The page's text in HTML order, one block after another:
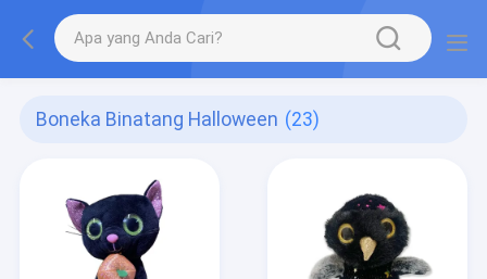
Boneka Binatang Halloween (23)